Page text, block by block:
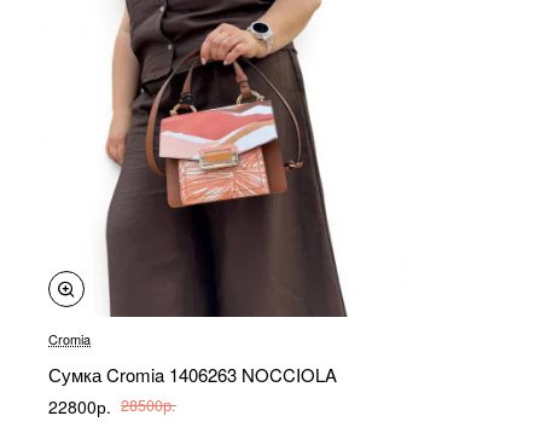
-20%
Cromia
Сумка Cromia 1406263 NOCCIOLA
22800р. 28500р.